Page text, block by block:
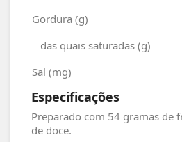
Gordura (g)
das quais saturadas (g)
Sal (mg)
Especificações
Preparado com 54 gramas de
de doce.